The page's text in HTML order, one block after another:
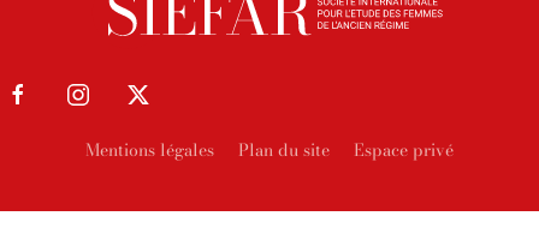
Mentions légales Plan du site Espace privé